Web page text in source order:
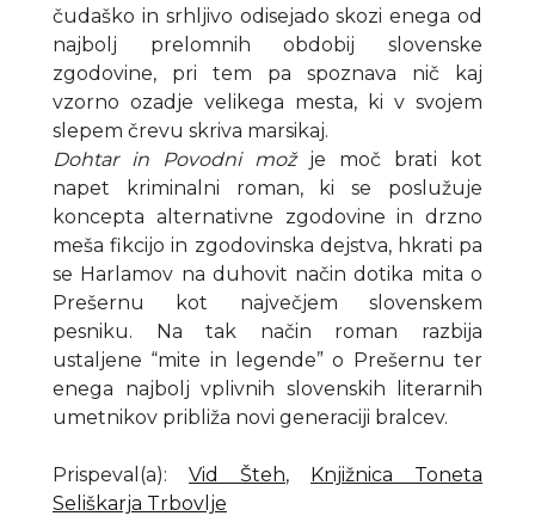
čudaško in srhljivo odisejado skozi enega od
najbolj prelomnih obdobij slovenske
zgodovine, pri tem pa spoznava nič kaj
vzorno ozadje velikega mesta, ki v svojem
slepem črevu skriva marsikaj.
Dohtar in Povodni mož je moč brati kot
napet kriminalni roman, ki se poslužuje
koncepta alternativne zgodovine in drzno
meša fikcijo in zgodovinska dejstva, hkrati pa
se Harlamov na duhovit način dotika mita o
Prešernu kot največjem slovenskem
pesniku. Na tak način roman razbija
ustaljene “mite in legende” o Prešernu ter
enega najbolj vplivnih slovenskih literarnih
umetnikov približa novi generaciji bralcev.
Prispeval(a): Vid Šteh, Knjižnica Toneta
Seliškarja Trbovlje